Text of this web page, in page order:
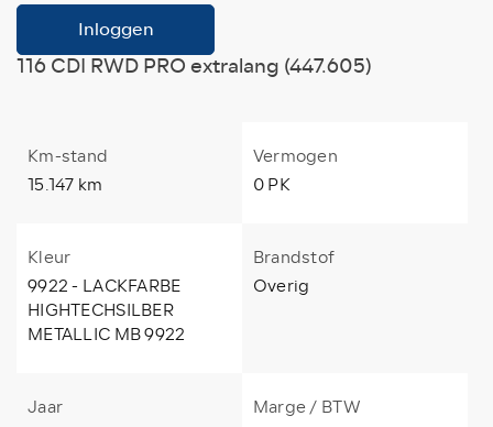
Inloggen
116 CDI RWD PRO extralang (447.605)
Km-stand
15.147 km
Vermogen
0 PK
Kleur
9922 - LACKFARBE
HIGHTECHSILBER
METALLIC MB 9922
Brandstof
Overig
Jaar
Marge / BTW